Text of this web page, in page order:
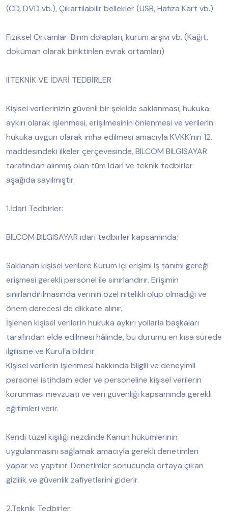
(CD, DVD vb.), Çıkartılabilir bellekler (USB, Hafıza Kart vb.)
Fiziksel Ortamlar: Birim dolapları, kurum arşivi vb. (Kağıt,
doküman olarak biriktirilen evrak ortamları)
II.TEKNİK VE İDARİ TEDBİRLER
Kişisel verilerinizin güvenli bir şekilde saklanması, hukuka
aykırı olarak işlenmesi, erişilmesinin önlenmesi ve verilerin
hukuka uygun olarak imha edilmesi amacıyla KVKK’nın 12.
maddesindeki ilkeler çerçevesinde, BILCOM BILGISAYAR
tarafından alınmış olan tüm idari ve teknik tedbirler
aşağıda sayılmıştır.
1.İdari Tedbirler:
BILCOM BILGISAYAR idari tedbirler kapsamında;
Saklanan kişisel verilere Kurum içi erişimi iş tanımı gereği
erişmesi gerekli personel ile sınırlandırır. Erişimin
sınırlandırılmasında verinin özel nitelikli olup olmadığı ve
önem derecesi de dikkate alınır.
İşlenen kişisel verilerin hukuka aykırı yollarla başkaları
tarafından elde edilmesi hâlinde, bu durumu en kısa sürede
ilgilisine ve Kurul’a bildirir.
Kişisel verilerin işlenmesi hakkında bilgili ve deneyimli
personel istihdam eder ve personeline kişisel verilerin
korunması mevzuatı ve veri güvenliği kapsamında gerekli
eğitimleri verir.
Kendi tüzel kişiliği nezdinde Kanun hükümlerinin
uygulanmasını sağlamak amacıyla gerekli denetimleri
yapar ve yaptırır. Denetimler sonucunda ortaya çıkan
gizlilik ve güvenlik zafiyetlerini giderir.
2.Teknik Tedbirler: